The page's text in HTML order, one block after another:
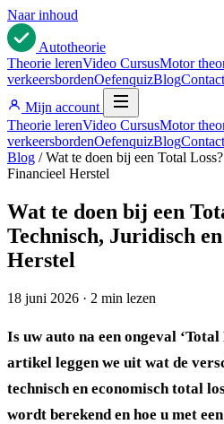
Naar inhoud
Autotheorie
Theorie lerenVideo CursusMotor
verkeersbordenOefenquizBlogContact
Mijn account
Theorie lerenVideo CursusMotor
verkeersbordenOefenquizBlogContact
Blog / Wat te doen bij een Total
Financieel Herstel
Wat te doen bij een
Technisch, Juridisch
Herstel
18 juni 2026 · 2 min lezen
Is uw auto na een ongeval
artikel leggen we uit wat de
technisch en economisch total
wordt berekend en hoe u met